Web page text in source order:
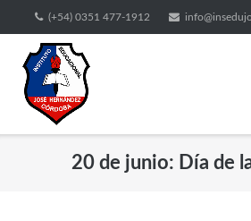
(+54) 0351 477-1912
20 de junio: Día de